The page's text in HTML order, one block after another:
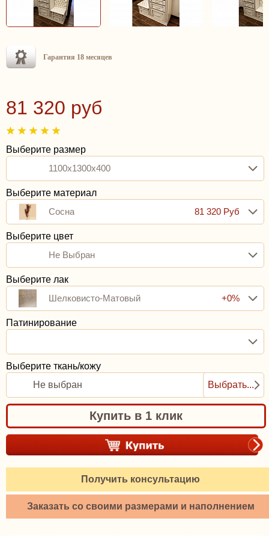
Гарантия 18 месяцев
81 320 руб
Выберите размер
1100x1300x400
Выберите материал
Сосна
81 320 Руб
Выберите цвет
Не Выбран
Выберите лак
Шелковисто-Матовый
+0%
Патинирование
Выберите ткань/кожу
Не выбран
Выбрать...
Купить в 1 клик
Получить консультацию
Заказать со своими размерами и наполнением